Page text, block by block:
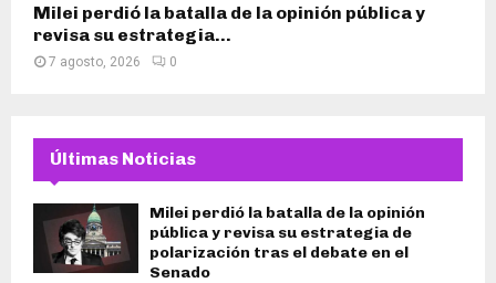
Milei perdió la batalla de la opinión pública y
revisa su estrategia...
7 agosto, 2026 0
Últimas Noticias
Milei perdió la batalla de la opinión
pública y revisa su estrategia de
polarización tras el debate en el
Senado